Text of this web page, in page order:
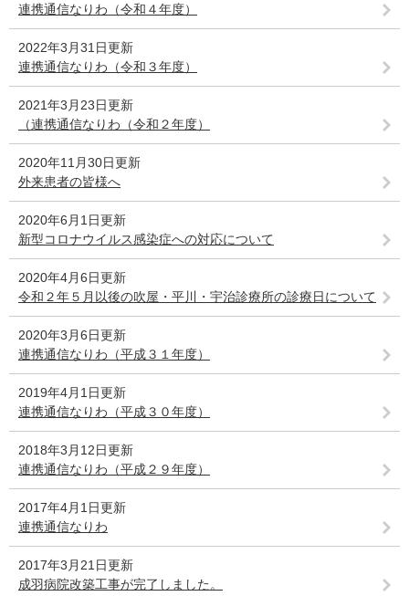
連携通信なりわ（令和４年度）
2022年3月31日更新
連携通信なりわ（令和３年度）
2021年3月23日更新
（連携通信なりわ（令和２年度）
2020年11月30日更新
外来患者の皆様へ
2020年6月1日更新
新型コロナウイルス感染症への対応について
2020年4月6日更新
令和２年５月以後の吹屋・平川・宇治診療所の診療日について
2020年3月6日更新
連携通信なりわ（平成３１年度）
2019年4月1日更新
連携通信なりわ（平成３０年度）
2018年3月12日更新
連携通信なりわ（平成２９年度）
2017年4月1日更新
連携通信なりわ
2017年3月21日更新
成羽病院改築工事が完了しました。